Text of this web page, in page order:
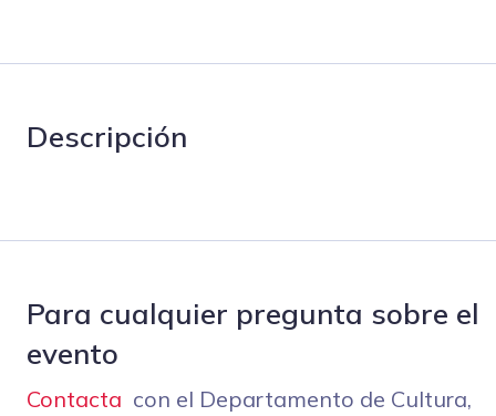
Descripción
Para cualquier pregunta sobre el
evento
Contacta con el Departamento de Cultura,